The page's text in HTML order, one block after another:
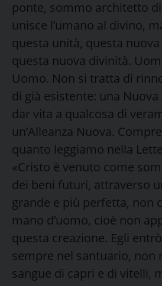
ponte, sommo architetto
unisce l’umano al divino,
questa unità, questa
questa nuova divinità.
Uomo. Non si tratta di
di già esistente: una Nuova
dar vita a qualcosa di
un’Alleanza Nuova.
quanto leggiamo nella
«Cristo è venuto come
dei beni futuri, attraverso
grande e più perfetta, non
mano d’uomo, cioè non
questa creazione. Egli
sempre nel santuario, non
sangue di capri e di vitelli,